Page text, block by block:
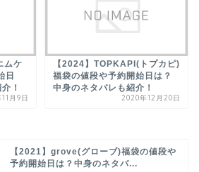
ムケ
日
！
月9日
【2024】TOPKAPI(トプカピ)
福袋の値段や予約開始日は？
中身のネタバレも紹介！
2020年12月20日
【2021】grove(グローブ)福袋の値段や
予約開始日は？中身のネタバ...